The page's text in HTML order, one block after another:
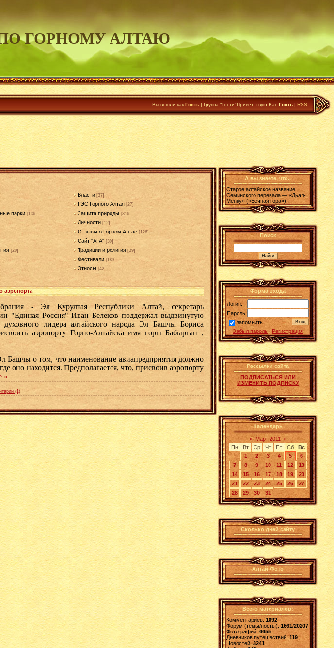
ГОРНОМУ АЛТАЮ
Вы вошли как Гость | Группа "Гости"Приветствую Вас Гость | RSS
Власти [37]
ГЭС Горного Алтая [27]
парки [136] Защита природы [316]
Личности [12]
Отзывы о Горном Алтае [126]
Сайт "АГА" [30]
[20] Традиции и религия [39]
Фестивали [183]
Этносы [42]
аэропорта
- Эл Курултая Республики Алтай, секретарь
"Единая Россия" Иван Белеков поддержал выдвинутую
духовного лидера алтайского народа Эл Башчы Бориса
аэропорту Горно-Алтайска имя горы Бабырган ,
Башчы о том, что наименование авиапредприятия должно
оно находится. Предполагается, что, присвоив аэропорту
»
(1)
А вы знаете, что..
Старое алтайское название
Семинского перевала — «Дьал-
Менку» («Вечная гора»)
Поиск
Форма входа
Логин:
Пароль:
запомнить
Забыл пароль | Регистрация
Рассылки сайта
ПОДПИСАТЬСЯ ИЛИ
ИЗМЕНИТЬ ПОДПИСКУ
Календарь
« Март 2011 »
Пн
Вт Ср Чт Пт Сб
Вс
1
2 3 4 5
6
7
8 9 10 11 12
13
14
15 16 17 18 19
20
21
22 23 24 25 26
27
28
29 30 31
Сколько дней сайту
Алтай-Фото
Всего материалов:
Комментариев: 1892
Форум (темы/посты):1661/20207
Фотографий:6655
Дневников путешествий:119
Новостей:3241